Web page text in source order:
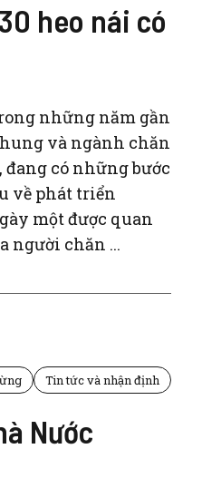
heo nái có
những năm gần
và ngành chăn
có những bước
về phát triển
một được quan
người chăn ...
Tin tức và nhận định
Nước